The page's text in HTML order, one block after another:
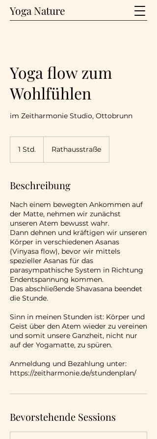
Yoga Nature
Yoga flow zum
Wohlfühlen
im Zeitharmonie Studio, Ottobrunn
1 Std. Rathausstraße
Beschreibung
Nach einem bewegten Ankommen auf
der Matte, nehmen wir zunächst
unseren Atem bewusst wahr.
Dann dehnen und kräftigen wir unseren
Körper in verschiedenen Asanas
(Vinyasa flow), bevor wir mittels
spezieller Asanas für das
parasympathische System in Richtung
Endentspannung kommen.
Das abschließende Shavasana beendet
die Stunde.
Sinn in meinen Stunden ist: Körper und
Geist über den Atem wieder zu vereinen
und somit unsere Ganzheit, nicht nur
auf der Yogamatte, zu spüren.
Anmeldung und Bezahlung unter:
Bevorstehende Sessions